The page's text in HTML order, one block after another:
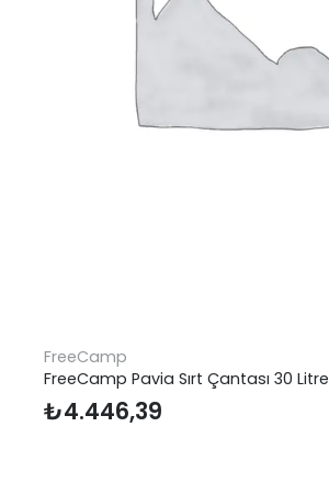
FreeCamp
FreeCamp Pavia Sırt Çantası 30 Litre
₺4.446,39